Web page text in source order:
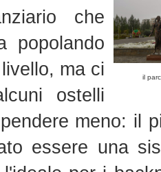
il
che
popolando
ma ci
ostelli
meno: il
essere una